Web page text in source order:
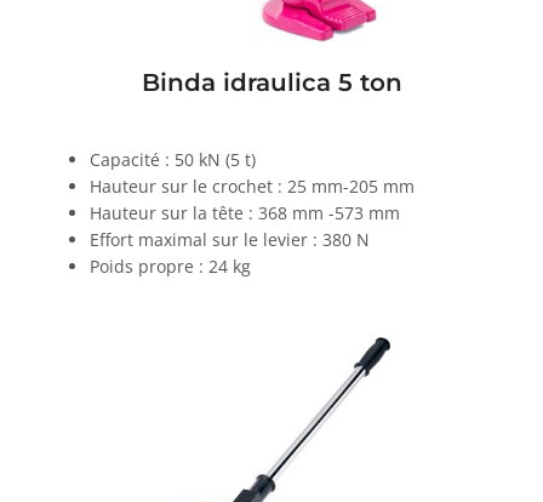
Binda idraulica 5 ton
Capacité : 50 kN (5 t)
Hauteur sur le crochet : 25 mm-205 mm
Hauteur sur la tête : 368 mm -573 mm
Effort maximal sur le levier : 380 N
Poids propre : 24 kg